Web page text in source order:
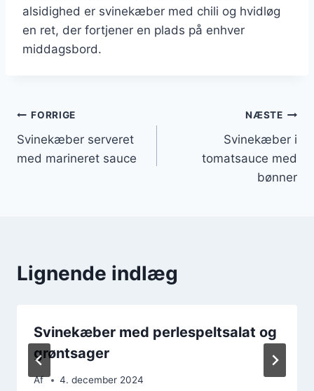
alsidighed er svinekæber med chili og hvidløg
en ret, der fortjener en plads på enhver
middagsbord.
Indlægsnavigation
FORRIGE
Svinekæber serveret
med marineret sauce
NÆSTE
Svinekæber i
tomatsauce med
bønner
Lignende indlæg
Svinekæber med perlespeltsalat og
grøntsager
Af 4. december 2024